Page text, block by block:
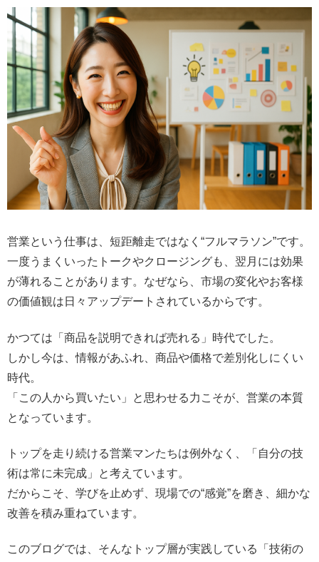
営業という仕事は、短距離走ではなく“フルマラソン”です。
一度うまくいったトークやクロージングも、翌月には効果
が薄れることがあります。なぜなら、市場の変化やお客様
の価値観は日々アップデートされているからです。
かつては「商品を説明できれば売れる」時代でした。
しかし今は、情報があふれ、商品や価格で差別化しにくい
時代。
「この人から買いたい」と思わせる力こそが、営業の本質
となっています。
トップを走り続ける営業マンたちは例外なく、「自分の技
術は常に未完成」と考えています。
だからこそ、学びを止めず、現場での“感覚”を磨き、細かな
改善を積み重ねています。
このブログでは、そんなトップ層が実践している「技術の